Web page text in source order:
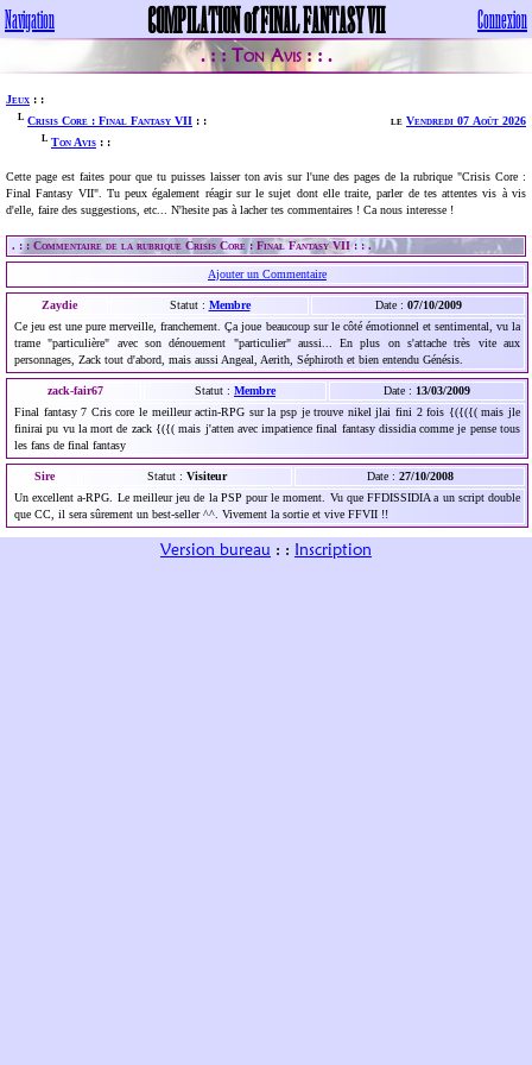
Navigation Connexion
COMPILATION of FINAL FANTASY VII
. : : Ton Avis: : .
Jeux : :
L Crisis Core : Final Fantasy VII : :
L Ton Avis : :
le Vendredi 07 Août 2026
Cette page est faites pour que tu puisses laisser ton avis sur l'une des pages de la rubrique "Crisis Core :
Final Fantasy VII". Tu peux également réagir sur le sujet dont elle traite, parler de tes attentes vis à vis
d'elle, faire des suggestions, etc... N'hesite pas à lacher tes commentaires ! Ca nous interesse !
. : : Commentaire de la rubrique Crisis Core : Final Fantasy VII : : .
Ajouter un Commentaire
Zaydie Statut : Membre Date : 07/10/2009
Ce jeu est une pure merveille, franchement. Ça joue beaucoup sur le côté émotionnel et sentimental, vu la
trame "particulière" avec son dénouement "particulier" aussi... En plus on s'attache très vite aux
personnages, Zack tout d'abord, mais aussi Angeal, Aerith, Séphiroth et bien entendu Génésis.
zack-fair67 Statut : Membre Date : 13/03/2009
Final fantasy 7 Cris core le meilleur actin-RPG sur la psp je trouve nikel jlai fini 2 fois {({({( mais jle
finirai pu vu la mort de zack {({( mais j'atten avec impatience final fantasy dissidia comme je pense tous
les fans de final fantasy
Sire Statut : Visiteur Date : 27/10/2008
Un excellent a-RPG. Le meilleur jeu de la PSP pour le moment. Vu que FFDISSIDIA a un script double
que CC, il sera sûrement un best-seller ^^. Vivement la sortie et vive FFVII !!
Version bureau : : Inscription